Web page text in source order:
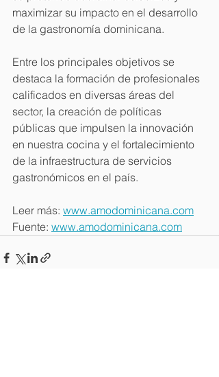
maximizar su impacto en el desarrollo
de la gastronomía dominicana.
Entre los principales objetivos se
destaca la formación de profesionales
calificados en diversas áreas del
sector, la creación de políticas
públicas que impulsen la innovación
en nuestra cocina y el fortalecimiento
de la infraestructura de servicios
gastronómicos en el país.
Leer más: www.amodominicana.com
Fuente: www.amodominicana.com